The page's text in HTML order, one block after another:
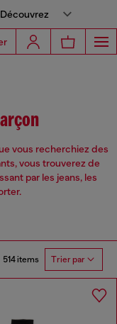
vous recherchiez des
vous trouverez de
par les jeans, les
514 items Trier par